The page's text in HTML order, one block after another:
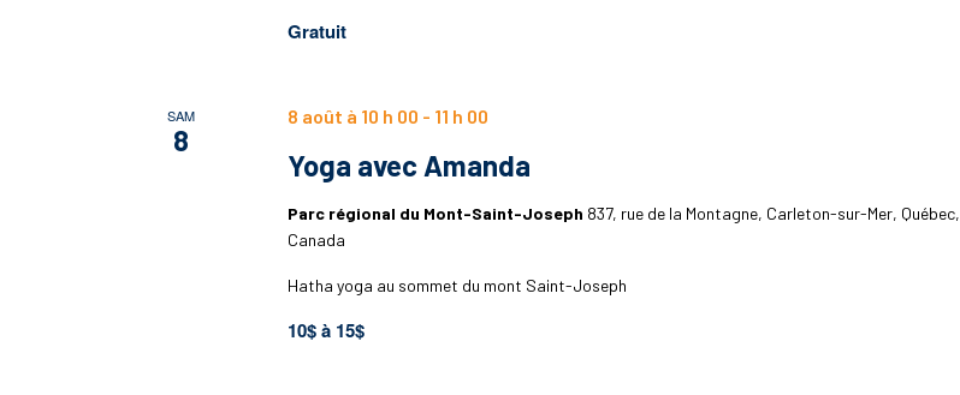
Gratuit
SAM
8
Yoga avec Amanda
8 août à 10 h 00 - 11 h 00
Parc régional du Mont-Saint-Joseph 837, rue de la Montagne, Carleton-sur-Mer, Québec,
Canada
Hatha yoga au sommet du mont Saint-Joseph
10$ à 15$